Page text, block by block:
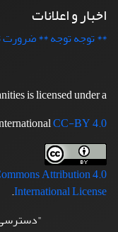
اخبار و اعلانات
** توجه توجه ** ضرورت
is licensed under a
CC-BY 4.0
Attribution 4.0
International License
.